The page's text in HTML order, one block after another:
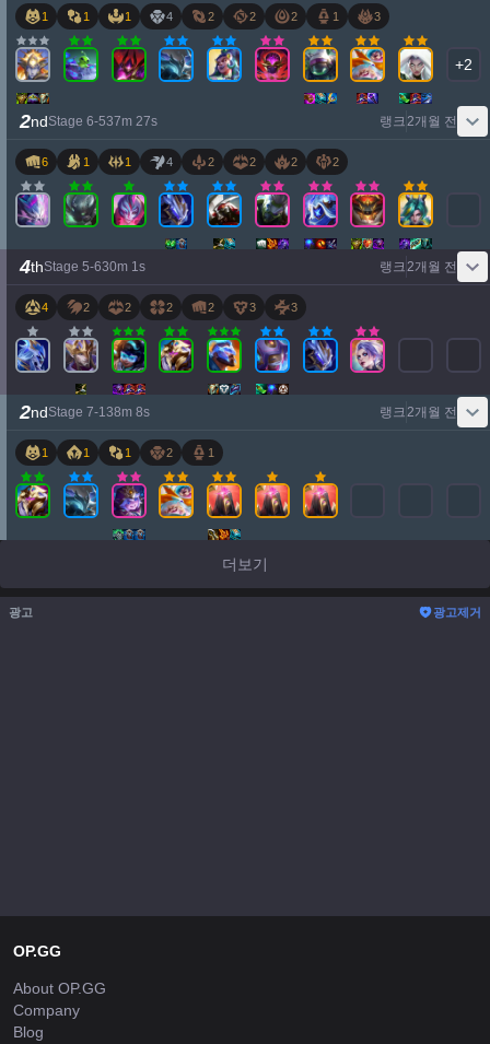
1 1 1 4 2 2 2 1 3
+2
2ndStage 6-537m 27s 랭크2개월 전
6 1 1 4 2 2 2 2
4thStage 5-630m 1s 랭크2개월 전
4 2 2 2 2 3 3
2ndStage 7-138m 8s 랭크2개월 전
1 1 1 2 1
더보기
광고 광고제거
OP.GG
About OP.GG
Company
Blog